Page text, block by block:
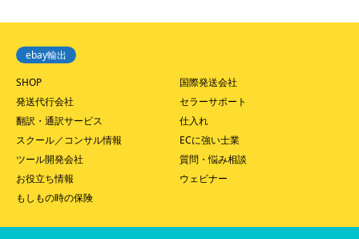
ebay輸出
SHOP
国際発送会社
発送代行会社
セラーサポート
翻訳・通訳サービス
仕入れ
スクール／コンサル情報
ECに強い士業
ツール開発会社
質問・悩み相談
お役立ち情報
ウェビナー
もしもの時の保険